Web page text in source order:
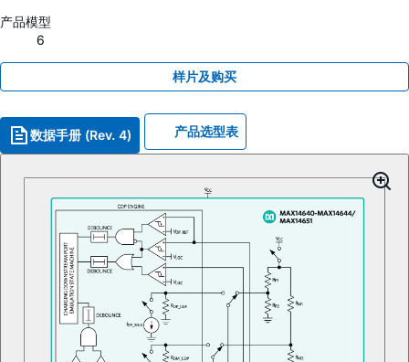
产品模型
6
样片及购买
数据手册 (Rev. 4) 产品选型表